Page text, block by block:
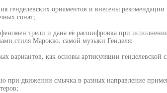
генделевских орнаментов и внесены
сонат;
трели и дана её расшифровка при
стиля Марокко, самой музыки Генделя;
вариантов, как основы артикуляции генделевской
при движении смычка в разных направление